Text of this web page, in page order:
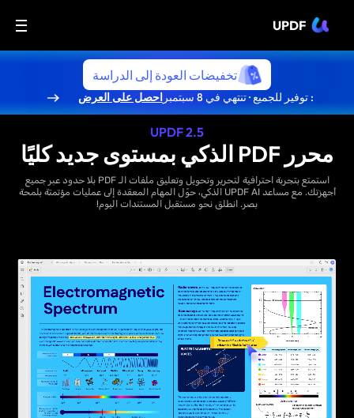
UPDF
تخفيضات العودة إلى الدراسة
: توفير للجميع · تنتهي في 8 سبتمبر احصل على العرض
UPDF 2.5
محرر PDF الذكي بمستوى جديد كليًا
استمتع بتجربة احترافية لتحرير وتحويل وتعليق ملفات الـ PDF بلا حدود عبر جميع
أجهزتك. مع مساعد UPDF AI الذكي، حوّل المهام المعقدة إلى عمليات مؤتمتة بلمحة
بصر. انطلق نحو مستقبل المستندات اليوم!